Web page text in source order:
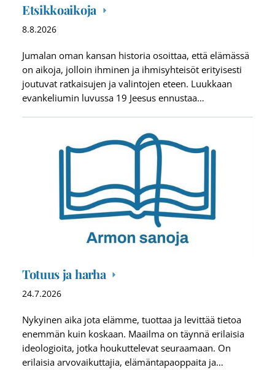
Etsikkoaikoja
8.8.2026
Jumalan oman kansan historia osoittaa, että elämässä
on aikoja, jolloin ihminen ja ihmisyhteisöt erityisesti
joutuvat ratkaisujen ja valintojen eteen. Luukkaan
evankeliumin luvussa 19 Jeesus ennustaa…
Totuus ja harha
24.7.2026
Nykyinen aika jota elämme, tuottaa ja levittää tietoa
enemmän kuin koskaan. Maailma on täynnä erilaisia
ideologioita, jotka houkuttelevat seuraamaan. On
erilaisia arvovaikuttajia, elämäntapaoppaita ja…